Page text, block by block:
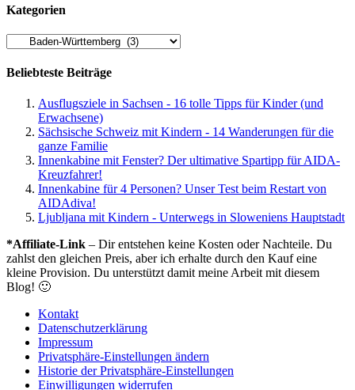
Kategorien
Kategorien
Beliebteste Beiträge
Ausflugsziele in Sachsen - 16 tolle Tipps für Kinder (und
Erwachsene)
Sächsische Schweiz mit Kindern - 14 Wanderungen für die
ganze Familie
Innenkabine mit Fenster? Der ultimative Spartipp für AIDA-
Kreuzfahrer!
Innenkabine für 4 Personen? Unser Test beim Restart von
AIDAdiva!
Ljubljana mit Kindern - Unterwegs in Sloweniens Hauptstadt
*Affiliate-Link – Dir entstehen keine Kosten oder Nachteile. Du
zahlst den gleichen Preis, aber ich erhalte durch den Kauf eine
kleine Provision. Du unterstützt damit meine Arbeit mit diesem
Blog! 🙂
Kontakt
Datenschutzerklärung
Impressum
Privatsphäre-Einstellungen ändern
Historie der Privatsphäre-Einstellungen
Einwilligungen widerrufen